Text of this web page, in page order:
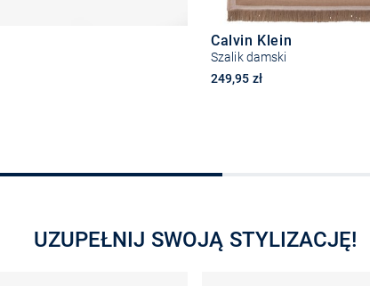
Do koszyka
Calvin Klein
Szalik damski
249,95 zł
UZUPEŁNIJ SWOJĄ STYLIZACJĘ!